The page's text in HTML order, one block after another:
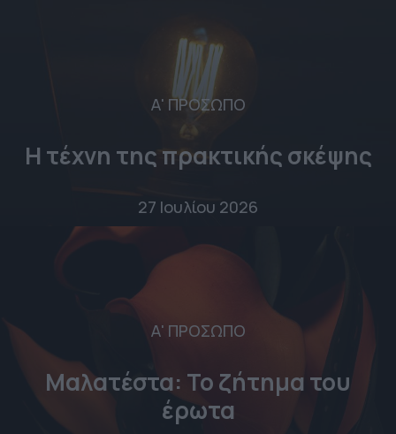
Α' ΠΡΟΣΩΠΟ
Η τέχνη της πρακτικής σκέψης
27 Ιουλίου 2026
Α' ΠΡΟΣΩΠΟ
Μαλατέστα: Το ζήτημα του
έρωτα